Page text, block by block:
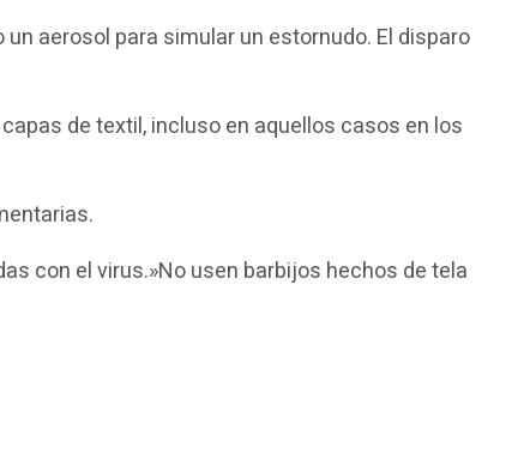
aerosol para simular un estornudo. El disparo
de textil, incluso en aquellos casos en los
con el virus.»No usen barbijos hechos de tela